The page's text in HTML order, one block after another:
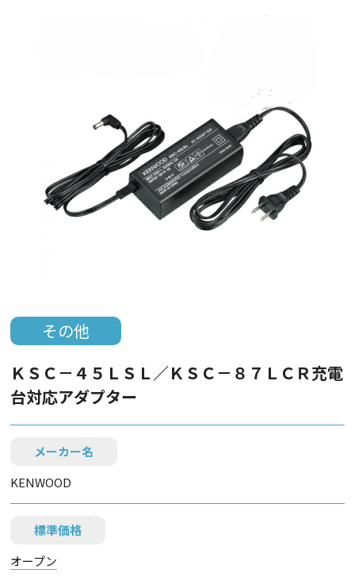
その他
ＫＳＣ－４５ＬＳＬ／ＫＳＣ－８７ＬＣＲ充電
台対応アダプター
メーカー名
KENWOOD
標準価格
オープン